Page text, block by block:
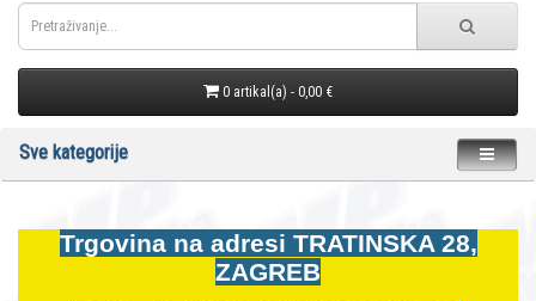
0 artikal(a) - 0,00 €
Sve kategorije
Trgovina na adresi TRATINSKA 28,
ZAGREB